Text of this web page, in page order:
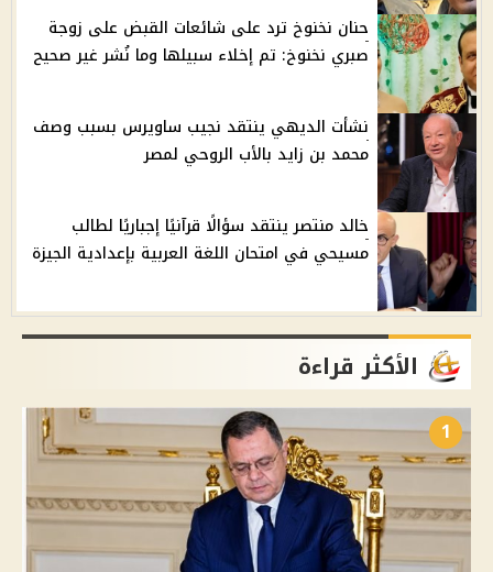
حنان نخنوخ ترد على شائعات القبض على زوجة
صبري نخنوخ: تم إخلاء سبيلها وما نُشر غير صحيح
نشأت الديهي ينتقد نجيب ساويرس بسبب وصف
محمد بن زايد بالأب الروحي لمصر
خالد منتصر ينتقد سؤالًا قرآنيًا إجباريًا لطالب
مسيحي في امتحان اللغة العربية بإعدادية الجيزة
الأكثر قراءة
1